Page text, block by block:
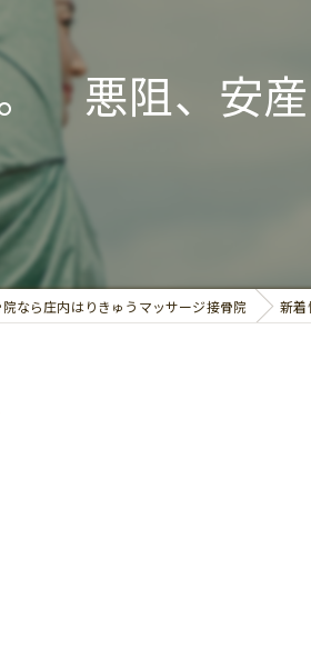
ジ・超音波治療、超短波治療
ゅう)
逆子治療、不妊治療
療
悪阻、安
なら庄内はりきゅうマッサージ接骨院 新着